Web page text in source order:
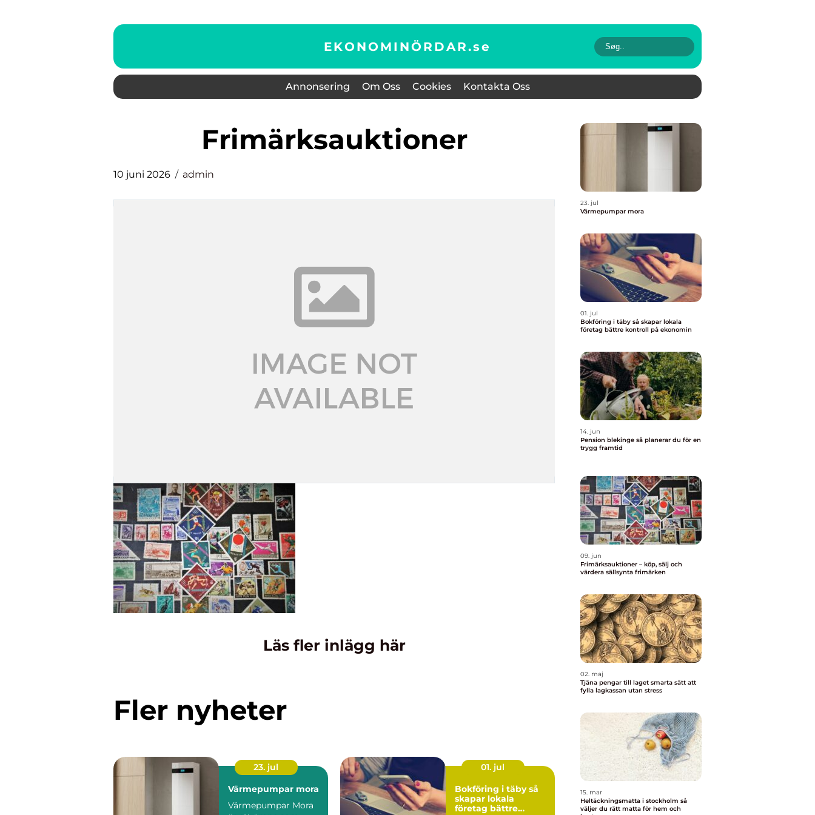
EKONOMINÖRDAR.se
Annonsering Om Oss Cookies Kontakta Oss
Frimärksauktioner
10 juni 2026 admin
Läs fler inlägg här
Fler nyheter
23. jul
Värmepumpar mora
Värmepumpar Mora
01. jul
Bokföring i täby så
skapar lokala
företag bättre
23. jul
Värmepumpar mora
01. jul
Bokföring i täby så skapar lokala
företag bättre kontroll på ekonomin
14. jun
Pension blekinge så planerar du för en
trygg framtid
09. jun
Frimärksauktioner – köp, sälj och
värdera sällsynta frimärken
02. maj
Tjäna pengar till laget smarta sätt att
fylla lagkassan utan stress
15. mar
Heltäckningsmatta i stockholm så
väljer du rätt matta för hem och